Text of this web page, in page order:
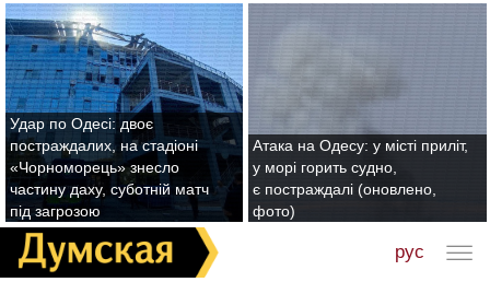
Удар по Одесі: двоє
постраждалих, на стадіоні
«Чорноморець» знесло
частину даху, суботній матч
під загрозою
Атака на Одесу: у місті приліт,
у морі горить судно,
є постраждалі (оновлено,
фото)
рус